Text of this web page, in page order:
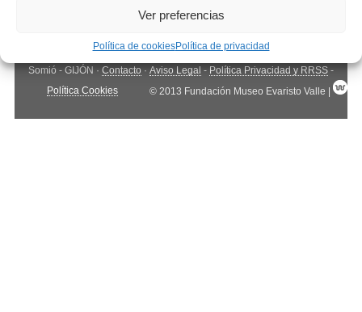
Ver preferencias
Política de cookiesPolítica de privacidad
Fundación Museo Evaristo Valle · Camino de Cabueñes, 261 - 33203,
Somió - GIJÓN · Contacto · Aviso Legal - Política Privacidad y RRSS -
Política Cookies © 2013 Fundación Museo Evaristo Valle |